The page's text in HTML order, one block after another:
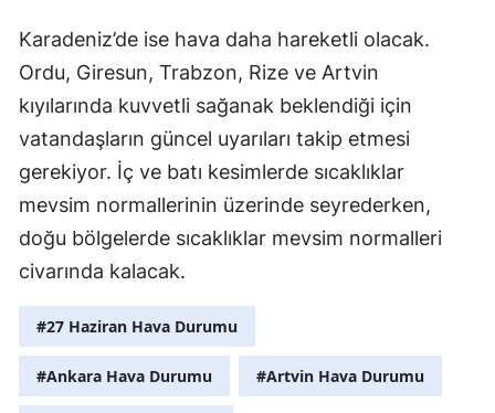
Karadeniz’de ise hava daha hareketli olacak.
Ordu, Giresun, Trabzon, Rize ve Artvin
kıyılarında kuvvetli sağanak beklendiği için
vatandaşların güncel uyarıları takip etmesi
gerekiyor. İç ve batı kesimlerde sıcaklıklar
mevsim normallerinin üzerinde seyrederken,
doğu bölgelerde sıcaklıklar mevsim normalleri
civarında kalacak.
#27 Haziran Hava Durumu
#Ankara Hava Durumu #Artvin Hava Durumu